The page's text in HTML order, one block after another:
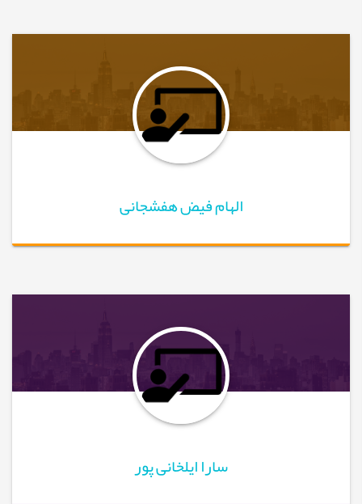
الهام فیض هفشجانی
سارا ایلخانی پور